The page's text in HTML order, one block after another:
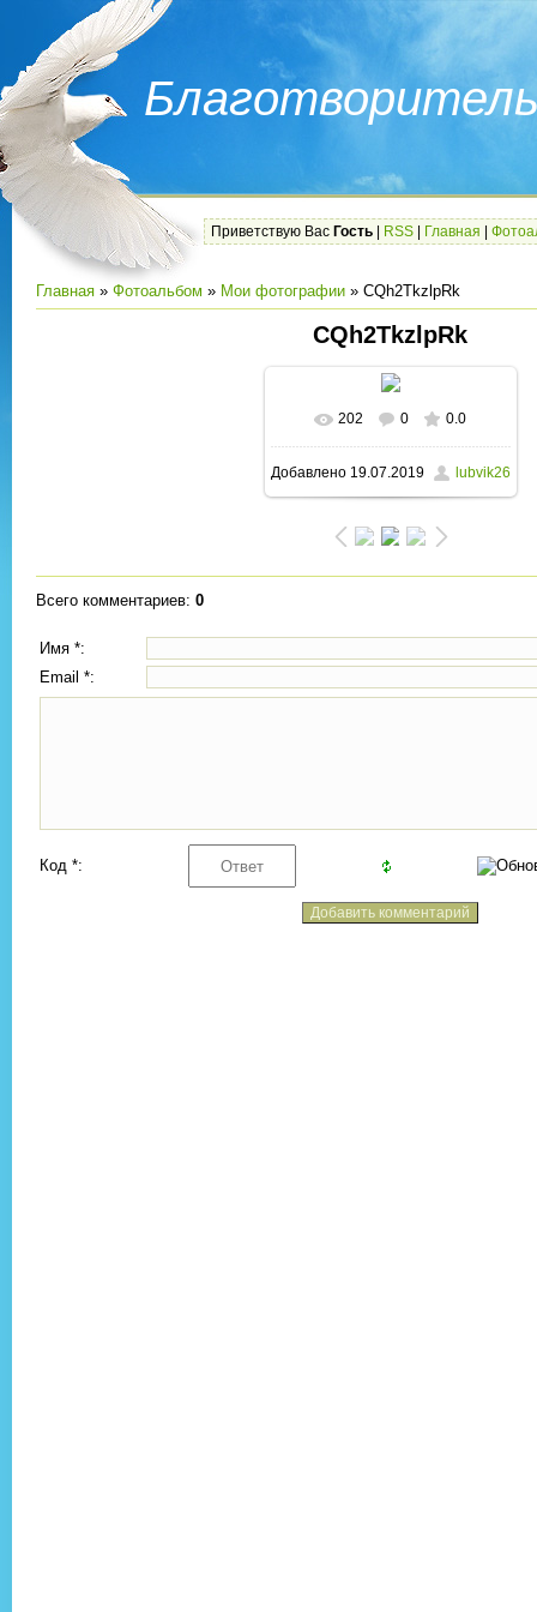
Приветствую Вас Гость RSS Главная
Главная » Фотоальбом » Мои фотографии » CQh2TkzlpRk
CQh2TkzlpRk
В реальном размере
1280x962/ 120.2Kb
202 0 0.0
Добавлено19.07.2019 lubvik26
Всего комментариев: 0
Имя *:
Email *:
Код *: